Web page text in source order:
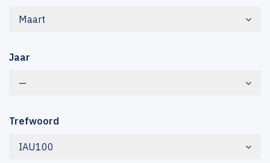
Maart
Jaar
—
Trefwoord
IAU100